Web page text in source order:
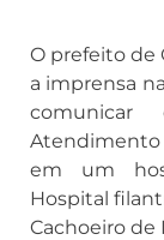
O prefeito de
a imprensa
em um
Hospital
Cachoeiro